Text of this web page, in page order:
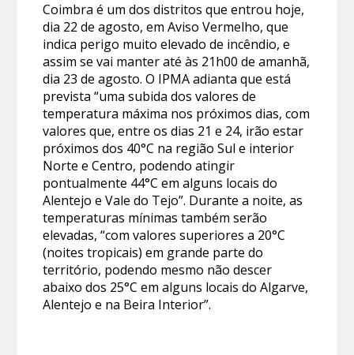
Coimbra é um dos distritos que entrou hoje,
dia 22 de agosto, em Aviso Vermelho, que
indica perigo muito elevado de incêndio, e
assim se vai manter até às 21h00 de amanhã,
dia 23 de agosto. O IPMA adianta que está
prevista “uma subida dos valores de
temperatura máxima nos próximos dias, com
valores que, entre os dias 21 e 24, irão estar
próximos dos 40°C na região Sul e interior
Norte e Centro, podendo atingir
pontualmente 44°C em alguns locais do
Alentejo e Vale do Tejo”. Durante a noite, as
temperaturas mínimas também serão
elevadas, “com valores superiores a 20°C
(noites tropicais) em grande parte do
território, podendo mesmo não descer
abaixo dos 25°C em alguns locais do Algarve,
Alentejo e na Beira Interior”.